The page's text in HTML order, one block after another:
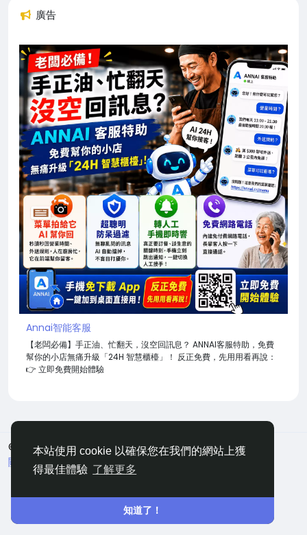
本站使用 cookie 以確保您在我們的網站上獲
得最佳體驗 了解更多
知道了！
廣告
Annai智能客服
【老闆必備】手正油、忙翻天，沒空回訊息？ ANNAI客服特助，免費
幫你的小店無痛升級「24H 智慧櫃檯」！ 反正免費，先用用看再說：
👉 立即免費開始體驗
© 2026 嘀咕
中文
關於
條款 隱私 聯絡 網站地圖